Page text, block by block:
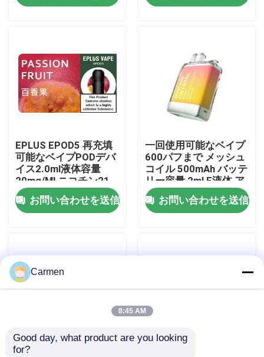
製品
ビデオ
会社案内
品質管理
見積依頼
ELFBAR 蒸気
EPLUS EPOD5 再充填
可能なベイプPODデバ
イス2.0ml液体容量
20mg/Ml ニコチン21
味のオプション
お問い合わせを送信
一回使用可能なベイプ
600パフまで メッシュ
コイル 500mAh バッテ
リー容量 2ml E液体 ア
ナナス 桃 マンゴー
お問い合わせを送信
一回使用可能なベイプ
Carmen
8:45 AM
Good day, what product are you looking
for?